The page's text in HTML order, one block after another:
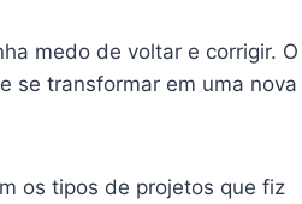
medo de voltar e corrigir. O
se transformar em uma nova
os tipos de projetos que fiz